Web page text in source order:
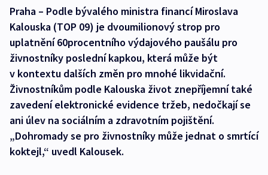
Praha – Podle bývalého ministra financí Miroslava
Kalouska (TOP 09) je dvoumilionový strop pro
uplatnění 60procentního výdajového paušálu pro
živnostníky poslední kapkou, která může být
v kontextu dalších změn pro mnohé likvidační.
Živnostníkům podle Kalouska život znepříjemní také
zavedení elektronické evidence tržeb, nedočkají se
ani úlev na sociálním a zdravotním pojištění.
„Dohromady se pro živnostníky může jednat o smrtící
koktejl,“ uvedl Kalousek.